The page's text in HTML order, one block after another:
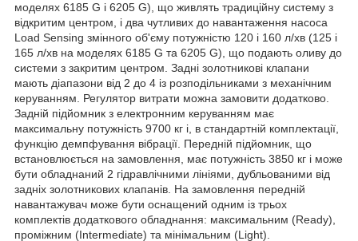
моделях 6185 G і 6205 G), що живлять традиційну систему з
відкритим центром, і два чутливих до навантаження насоса
Load Sensing змінного об'єму потужністю 120 і 160 л/хв (125 і
165 л/хв на моделях 6185 G та 6205 G), що подають оливу до
системи з закритим центром. Задні золотникові клапани
мають діапазони від 2 до 4 із розподільниками з механічним
керуванням. Регулятор витрати можна замовити додатково.
Задній підйомник з електронним керуванням має
максимальну потужність 9700 кг і, в стандартній комплектації,
функцію демпфування вібрації. Передній підйомник, що
встановлюється на замовлення, має потужність 3850 кг і може
бути обладнаний 2 гідравлічними лініями, дубльованими від
задніх золотникових клапанів. На замовлення передній
навантажувач може бути оснащений одним із трьох
комплектів додаткового обладнання: максимальним (Ready),
проміжним (Intermediate) та мінімальним (Light).